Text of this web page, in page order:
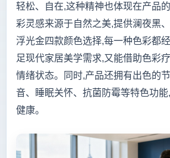
轻松、自在,这种精神也体现在产品
彩灵感来源于自然之美,提供澜夜黑
浮光金四款颜色选择,每一种色彩都
足现代家居美学需求,又能借助色彩
情绪状态。同时,产品还拥有出色的
音、睡眠关怀、抗菌防霉等特色功
健康。